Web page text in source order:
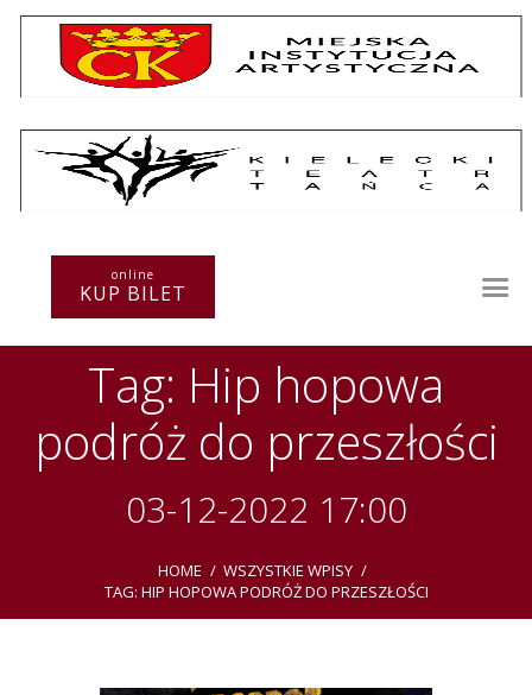
online
KUP BILET
Tag: Hip hopowa
podróż do przeszłości
03-12-2022 17:00
HOME
WSZYSTKIE WPISY
TAG: HIP HOPOWA PODRÓŻ DO PRZESZŁOŚCI
Repertuar
Warsztaty
Kurs instruktorski
Sprawozdania
Kontakt